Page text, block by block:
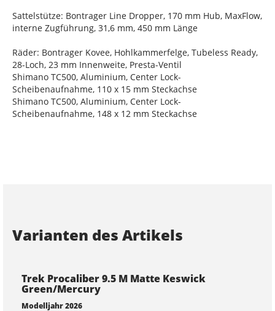
Sattelstütze: Bontrager Line Dropper, 170 mm Hub, MaxFlow,
interne Zugführung, 31,6 mm, 450 mm Länge
Räder: Bontrager Kovee, Hohlkammerfelge, Tubeless Ready,
28-Loch, 23 mm Innenweite, Presta-Ventil
Shimano TC500, Aluminium, Center Lock-
Scheibenaufnahme, 110 x 15 mm Steckachse
Shimano TC500, Aluminium, Center Lock-
Scheibenaufnahme, 148 x 12 mm Steckachse
Varianten des Artikels
Trek Procaliber 9.5 M Matte Keswick
Green/Mercury
Modelljahr 2026